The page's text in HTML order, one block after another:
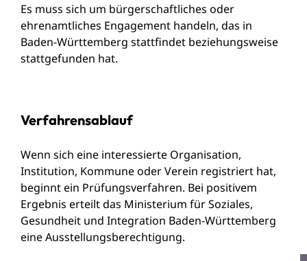
Es muss sich um bürgerschaftliches oder
ehrenamtliches Engagement handeln, das in
Baden-Württemberg stattfindet beziehungsweise
stattgefunden hat.
Verfahrensablauf
Wenn sich eine interessierte Organisation,
Institution, Kommune oder Verein registriert hat,
beginnt ein Prüfungsverfahren. Bei positivem
Ergebnis erteilt das Ministerium für Soziales,
Gesundheit und Integration Baden-Württemberg
eine Ausstellungsberechtigung.